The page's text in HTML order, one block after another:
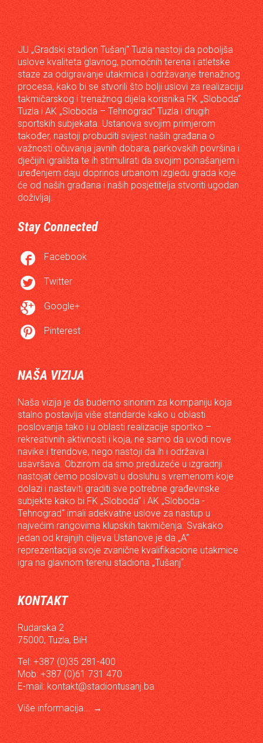
JU „Gradski stadion Tušanj“ Tuzla nastoji da poboljša
uslove kvaliteta glavnog, pomoćnih terena i atletske
staze za odigravanje utakmica i održavanje trenažnog
procesa, kako bi se stvorili što bolji uslovi za realizaciju
takmičarskog i trenažnog dijela korisnika FK „Sloboda“
Tuzla i AK „Sloboda – Tehnograd“ Tuzla i drugih
sportskih subjekata. Ustanova svojim primjerom
također, nastoji probuditi svijest naših građana o
važnosti očuvanja javnih dobara, parkovskih površina i
dječijih igrališta te ih stimulirati da svojim ponašanjem i
uređenjem daju doprinos urbanom izgledu grada koje
će od naših građana i naših posjetitelja stvoriti ugodan
doživljaj.
Stay Connected
 Facebook
 Twitter
 Google+
 Pinterest
NAŠA VIZIJA
Naša vizija je da budemo sinonim za kompaniju koja
stalno postavlja više standarde kako u oblasti
poslovanja tako i u oblasti realizacije sportko –
rekreativnih aktivnosti i koja, ne samo da uvodi nove
navike i trendove, nego nastoji da ih i održava i
usavršava. Obzirom da smo preduzeće u izgradnji
nastojat ćemo poslovati u dosluhu s vremenom koje
dolazi i nastaviti graditi sve potrebne građevinske
subjekte kako bi FK „Sloboda“ i AK „Sloboda -
Tehnograd“ imali adekvatne uslove za nastup u
najvećim rangovima klupskih takmičenja. Svakako
jedan od krajnjih ciljeva Ustanove je da „A“
reprezentacija svoje zvanične kvalifikacione utakmice
igra na glavnom terenu stadiona „Tušanj“.
KONTAKT
Rudarska 2
75000, Tuzla, BiH
Tel: +387 (0)35 281-400
Mob: +387 (0)61 731 470
E-mail: kontakt@stadiontusanj.ba
Više informacija... →